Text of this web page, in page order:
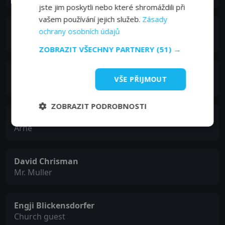
Hanna Ullerstam
Arne
David Chrisman
Mr. Muller
Engji Blickensdorfer
Church guest
jste jim poskytli nebo které shromáždili při
vašem používání jejich služeb. Zásady
ochrany osobních údajů
ZOBRAZIT VŠECHNY PARTNERY (51) →
VŠE PŘIJMOUT
ZOBRAZIT PODROBNOSTI